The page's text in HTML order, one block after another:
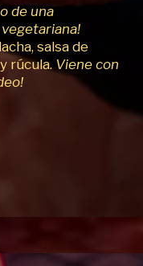
de una
salsa de
rúcula. Viene con